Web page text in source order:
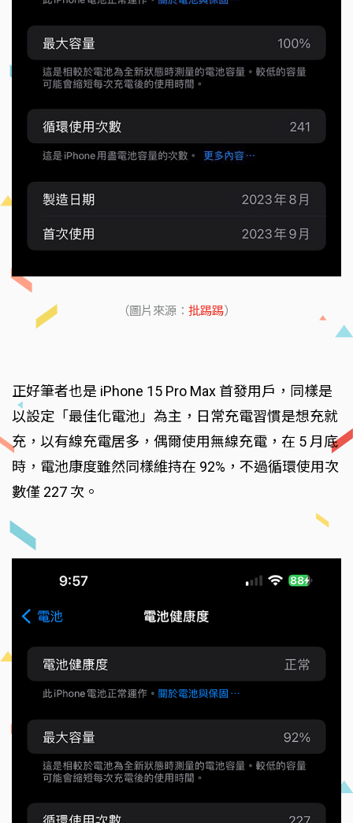
（圖片來源： 批踢踢）
正好筆者也是 iPhone 15 Pro Max 首發用戶，同樣是
以設定「最佳化電池」為主，日常充電習慣是想充就
充，以有線充電居多，偶爾使用無線充電，在 5 月底
時，電池康度雖然同樣維持在 92%，不過循環使用次
數僅 227 次。